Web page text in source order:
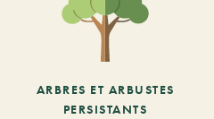
ARBRES ET ARBUSTES
PERSISTANTS